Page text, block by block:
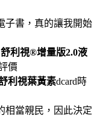
子書，真的讓我開始
舒利視®增量版2.0液
價
利視葉黃素dcard時
相當親民，因此決定